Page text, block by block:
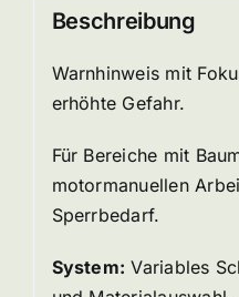
Beschreibung
Warnhinweis mit
erhöhte Gefahr.
Für Bereiche mit
motormanuellen
Sperrbedarf.
System: Variables